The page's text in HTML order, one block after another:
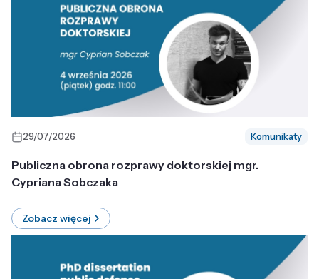
29/07/2026 Komunikaty
Publiczna obrona rozprawy doktorskiej mgr.
Cypriana Sobczaka
Zobacz więcej